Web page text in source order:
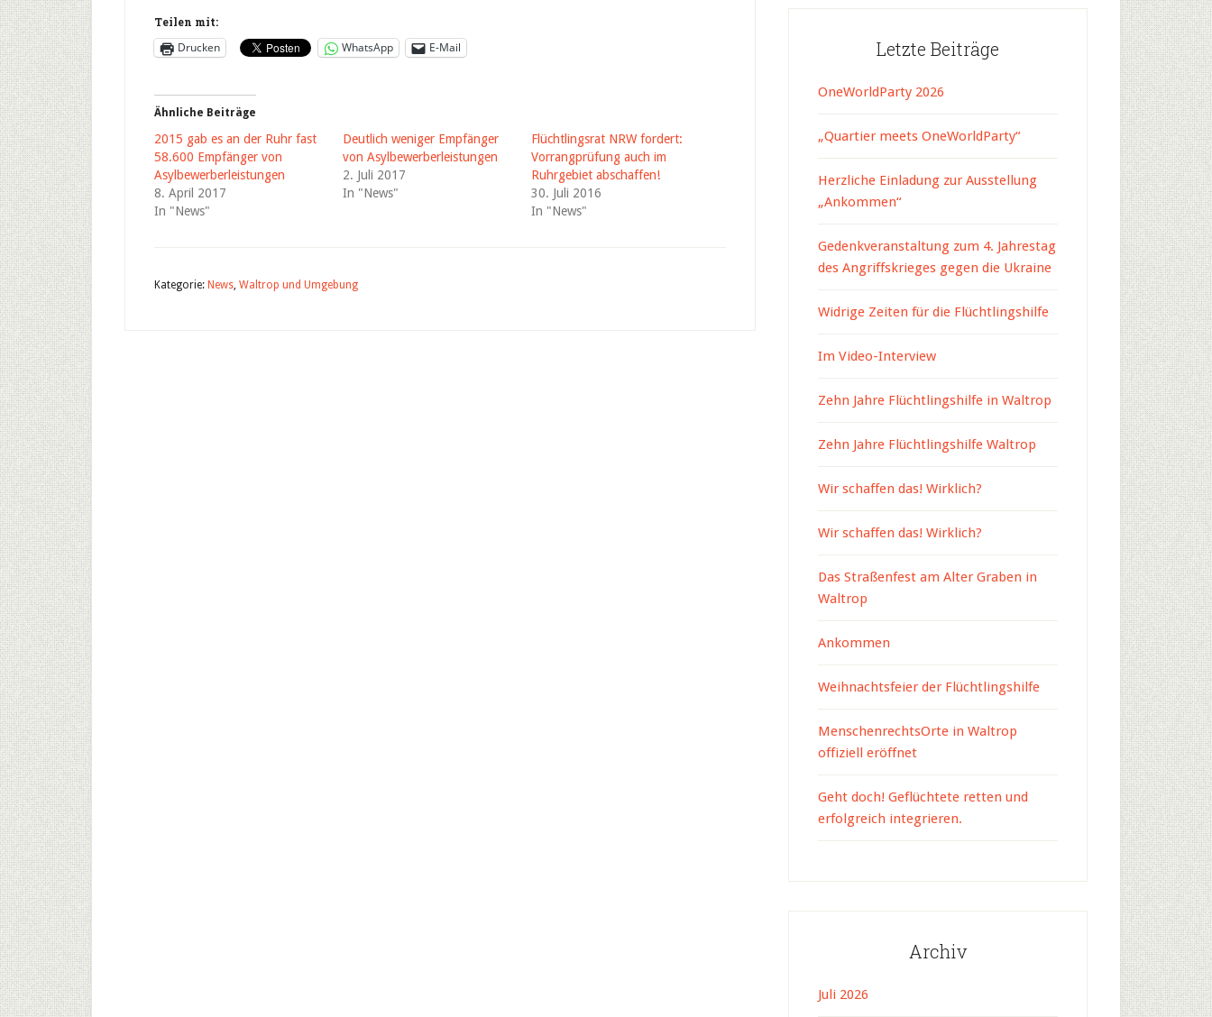
Teilen mit:
Drucken WhatsApp E-Mail
Ähnliche Beiträge
2015 gab es an der Ruhr fast
58.600 Empfänger von
Asylbewerberleistungen
8. April 2017
In "News"
Deutlich weniger Empfänger
von Asylbewerberleistungen
2. Juli 2017
In "News"
Flüchtlingsrat NRW fordert:
Vorrangprüfung auch im
Ruhrgebiet abschaffen!
30. Juli 2016
In "News"
Kategorie: News Waltrop und Umgebung
Letzte Beiträge
OneWorldParty 2026
„Quartier meets OneWorldParty“
Herzliche Einladung zur Ausstellung
„Ankommen“
Gedenkveranstaltung zum 4. Jahrestag
des Angriffskrieges gegen die Ukraine
Widrige Zeiten für die Flüchtlingshilfe
Im Video-Interview
Zehn Jahre Flüchtlingshilfe in Waltrop
Zehn Jahre Flüchtlingshilfe Waltrop
Wir schaffen das! Wirklich?
Wir schaffen das! Wirklich?
Das Straßenfest am Alter Graben in
Waltrop
Ankommen
Weihnachtsfeier der Flüchtlingshilfe
MenschenrechtsOrte in Waltrop
offiziell eröffnet
Geht doch! Geflüchtete retten und
erfolgreich integrieren.
Archiv
Juli 2026